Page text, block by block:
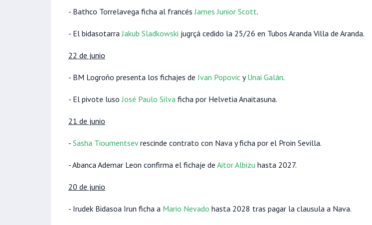
- Bathco Torrelavega ficha al francésJames Junior Scott.
- El bidasotarraJakub Sladkowski jugrçá cedido la 25/26 en Tubos Aranda Villa de Aranda.
22 de junio
- BM Logroño presenta los fichajes de Ivan Popovic yUnai Galán.
- El pivote lusoJosé Paulo Silva ficha por Helvetia Anaitasuna.
21 de junio
- Sasha Tioumentsevrescinde contrato con Nava y ficha por el Proin Sevilla.
- Abanca Ademar Leon confirma el fichaje de Aitor Albizu hasta 2027.
20 de junio
- Irudek Bidasoa Irun ficha a Mario Nevado hasta 2028 tras pagar la clausula a Nava.